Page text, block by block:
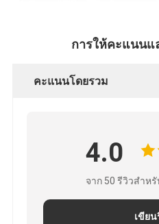
การให้คะแนนแ
คะแนนโดยรวม
4.0
จาก 50 รีวิวสําห
เขียน